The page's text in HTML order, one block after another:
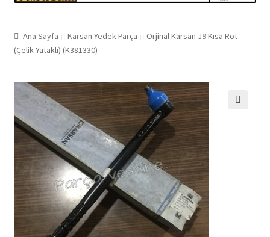
Ana Sayfa Karsan Yedek Parça
Orjinal Karsan J9 Kısa Rot
(Çelik Yataklı) (K381330)